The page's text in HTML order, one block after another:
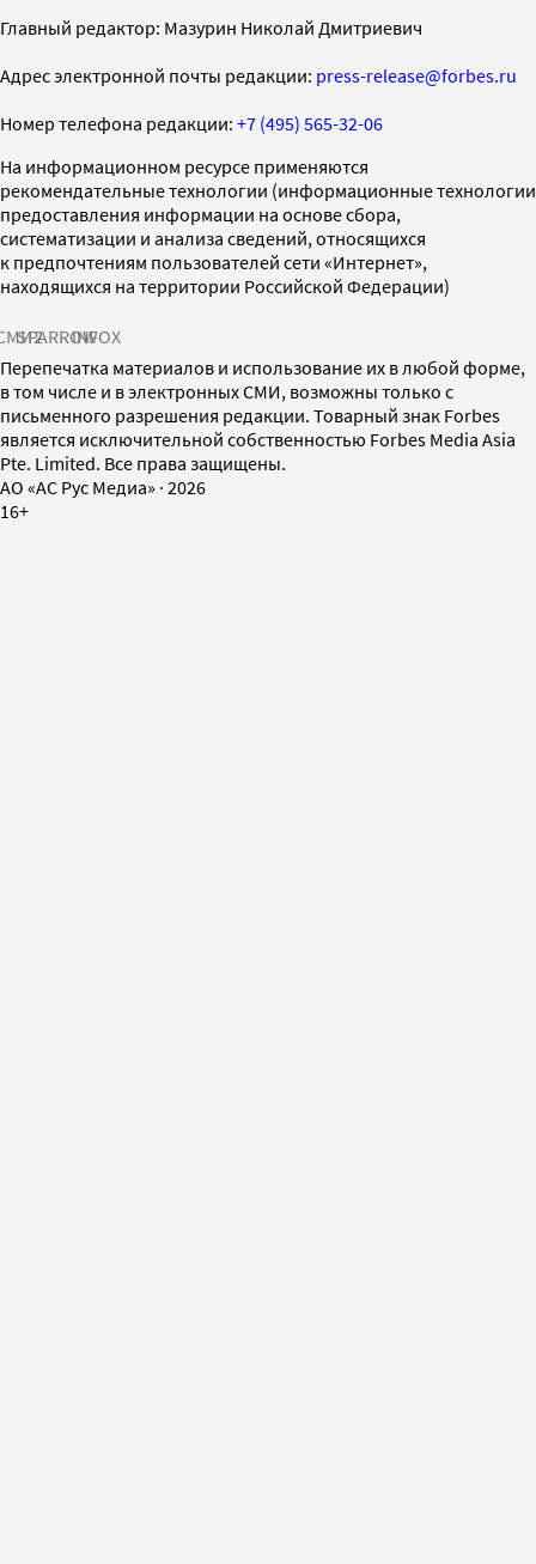
Главный редактор: Мазурин Николай Дмитриевич
Адрес электронной почты редакции: press-release@forbes.ru
Номер телефона редакции: +7 (495) 565-32-06
На информационном ресурсе применяются
рекомендательные технологии (информационные технологии
предоставления информации на основе сбора,
систематизации и анализа сведений, относящихся
к предпочтениям пользователей сети «Интернет»,
находящихся на территории Российской Федерации)
SPARROWINFOX
Перепечатка материалов и использование их в любой форме,
в том числе и в электронных СМИ, возможны только с
письменного разрешения редакции. Товарный знак Forbes
является исключительной собственностью Forbes Media Asia
Pte. Limited. Все права защищены.
AO «АС Рус Медиа» · 2026
16+